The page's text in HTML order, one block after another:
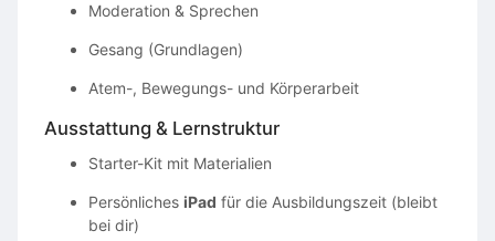
Moderation & Sprechen
Gesang (Grundlagen)
Atem-, Bewegungs- und Körperarbeit
Ausstattung & Lernstruktur
Starter-Kit mit Materialien
Persönliches iPad für die Ausbildungszeit (bleibt
bei dir)